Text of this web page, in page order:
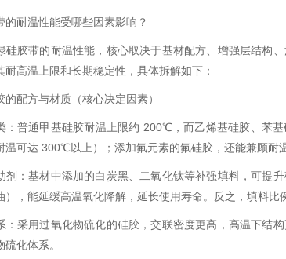
的耐温性能受哪些因素影响？
硅胶带的耐温性能，核心取决于基材配方、增强层结构
耐高温上限和长期稳定性，具体拆解如下：
的配方与材质（核心决定因素）
：普通甲基硅胶耐温上限约 200℃，而乙烯基硅胶、苯
温可达 300℃以上）；添加氟元素的氟硅胶，还能兼顾耐
剂：基材中添加的白炭黑、二氧化钛等补强填料，可提
），能延缓高温氧化降解，延长使用寿命。反之，填料比
：采用过氧化物硫化的硅胶，交联密度更高，高温下结
化体系。